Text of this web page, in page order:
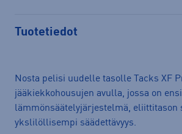
Tuotetiedot
Nosta pelisi uudelle tasolle Tacks XF
jääkiekkohousujen avulla, jossa on
lämmönsäätelyjärjestelmä, eliittitason
ykslilöllisempi säädettävyys.